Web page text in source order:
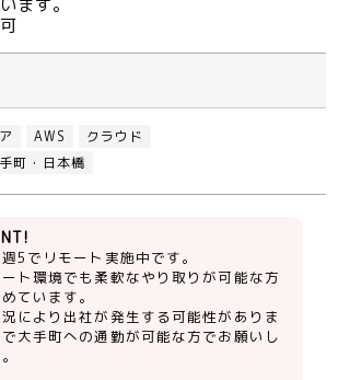
ます。
AWS
クラウド
町・日本橋
5でリモート実施中です。
ート環境でも柔軟なやり取りが可能な方
ています。
により出社が発生する可能性がありま
大手町への通勤が可能な方でお願いし